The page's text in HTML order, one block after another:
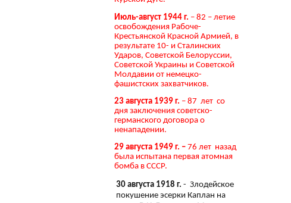
Июль-август 1944 г. – 82 – летие
освобождения Рабоче-
Крестьянской Красной Армией, в
результате 10- и Сталинских
Ударов, Советской Белоруссии,
Советской Украины и Советской
Молдавии от немецко-
фашистских захватчиков.
23 августа 1939 г. – 87 лет со
дня заключения советско-
германского договора о
ненападении.
29 августа 1949 г. – 76 лет назад
была испытана первая атомная
бомба в СССР.
30 августа 1918 г. - Злодейское
покушение эсерки Каплан на